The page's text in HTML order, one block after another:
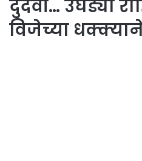
दुर्दैवी… उघड्या
विजेच्या